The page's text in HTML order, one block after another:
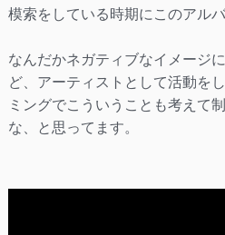
模索をしている時期にこのアル
なんだかネガティブなイメージ
ど、アーティストとして活動を
ミングでこういうことも考えて
な、と思ってます。